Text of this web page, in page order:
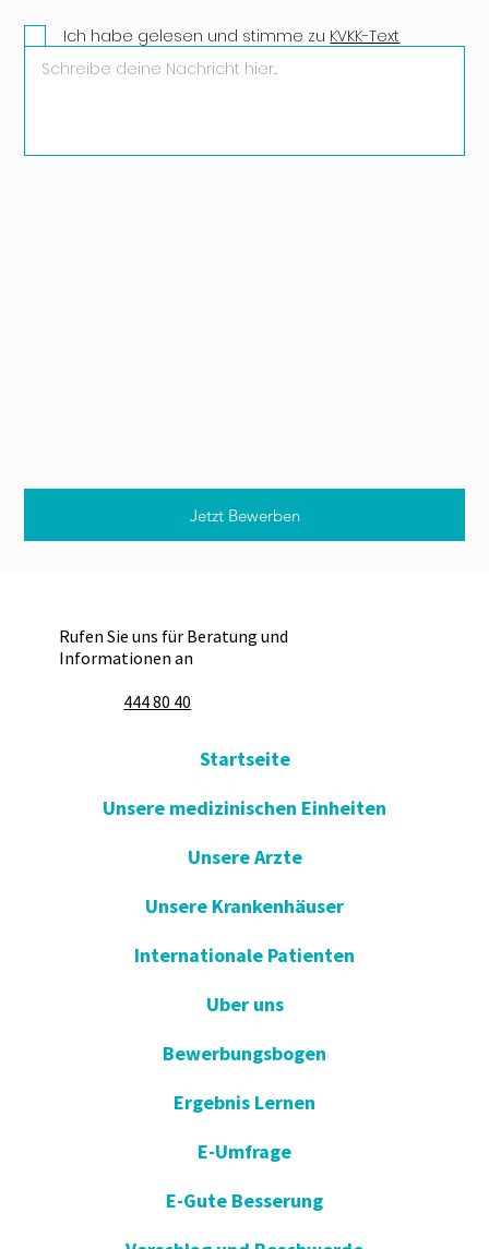
Jetzt Bewerben
Ich habe gelesen und stimme zu KVKK-Text
Rufen Sie uns für Beratung und
Informationen an
444 80 40
Startseite
Unsere medizinischen Einheiten
Unsere Arzte
Unsere Krankenhäuser
Internationale Patienten
Uber uns
Bewerbungsbogen
Ergebnis Lernen
E-Umfrage
E-Gute Besserung